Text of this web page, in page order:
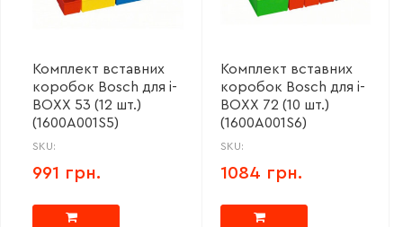
Комплект вставних
коробок Bosch для i-
BOXX 53 (12 шт.)
(1600A001S5)
SKU:
991 грн.
Комплект вставних
коробок Bosch для i-
BOXX 72 (10 шт.)
(1600A001S6)
SKU:
1084 грн.